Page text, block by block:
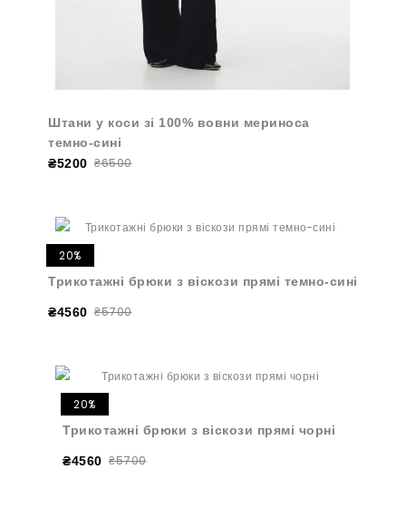
Штани у коси зі 100% вовни мериноса
темно-сині
₴5200 ₴6500
20%
Трикотажні брюки з віскози прямі темно-сині
₴4560 ₴5700
20%
Трикотажні брюки з віскози прямі чорні
₴4560 ₴5700